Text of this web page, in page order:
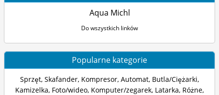
Aqua Michl
Do wszystkich linków
Popularne kategorie
Sprzęt, Skafander, Kompresor, Automat, Butla/Ciężarki,
Kamizelka, Foto/wideo, Komputer/zegarek, Latarka, Różne,